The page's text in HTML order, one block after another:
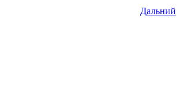
Дальний